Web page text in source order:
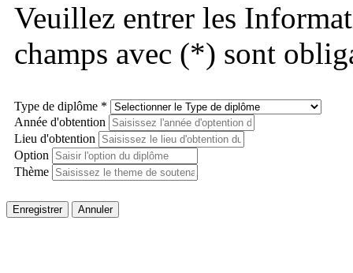
Veuillez entrer les
champs avec (*) sont
Type de diplôme *
Année d'obtention
Lieu d'obtention
Option
Thème
Enregistrer Annuler